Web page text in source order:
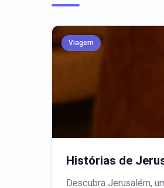
Viagem
Histórias de
Descubra Jerusalém,